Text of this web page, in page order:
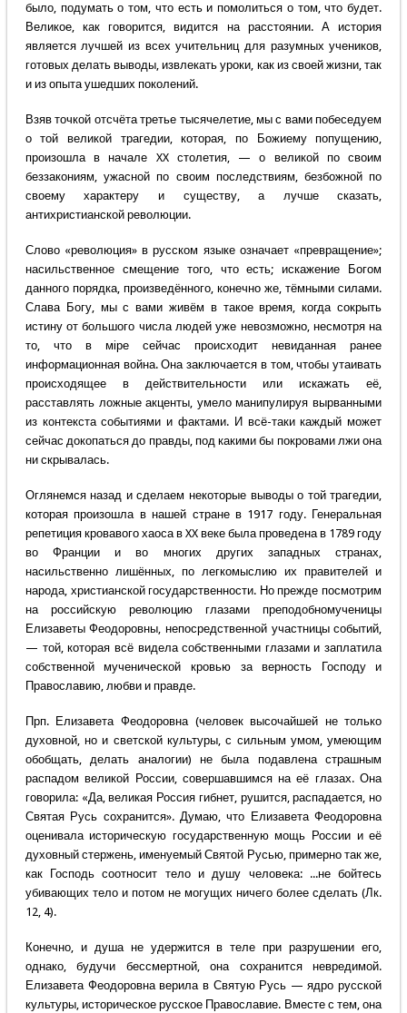
было, подумать о том, что есть и помолиться о том, что будет.
Великое, как говорится, видится на расстоянии. А история
является лучшей из всех учительниц для разумных учеников,
готовых делать выводы, извлекать уроки, как из своей жизни, так
и из опыта ушедших поколений.
Взяв точкой отсчёта третье тысячелетие, мы с вами побеседуем
о той великой трагедии, которая, по Божиему попущению,
произошла в начале XX столетия, — о великой по своим
беззакониям, ужасной по своим последствиям, безбожной по
своему характеру и существу, а лучше сказать,
антихристианской революции.
Слово «революция» в русском языке означает «превращение»;
насильственное смещение того, что есть; искажение Богом
данного порядка, произведённого, конечно же, тёмными силами.
Слава Богу, мы с вами живём в такое время, когда сокрыть
истину от большого числа людей уже невозможно, несмотря на
то, что в мiре сейчас происходит невиданная ранее
информационная война. Она заключается в том, чтобы утаивать
происходящее в действительности или искажать её,
расставлять ложные акценты, умело манипулируя вырванными
из контекста событиями и фактами. И всё-таки каждый может
сейчас докопаться до правды, под какими бы покровами лжи она
ни скрывалась.
Оглянемся назад и сделаем некоторые выводы о той трагедии,
которая произошла в нашей стране в 1917 году. Генеральная
репетиция кровавого хаоса в XX веке была проведена в 1789 году
во Франции и во многих других западных странах,
насильственно лишённых, по легкомыслию их правителей и
народа, христианской государственности. Но прежде посмотрим
на российскую революцию глазами преподобномученицы
Елизаветы Феодоровны, непосредственной участницы событий,
— той, которая всё видела собственными глазами и заплатила
собственной мученической кровью за верность Господу и
Православию, любви и правде.
Прп. Елизавета Феодоровна (человек высочайшей не только
духовной, но и светской культуры, с сильным умом, умеющим
обобщать, делать аналогии) не была подавлена страшным
распадом великой России, совершавшимся на её глазах. Она
говорила: «Да, великая Россия гибнет, рушится, распадается, но
Святая Русь сохранится». Думаю, что Елизавета Феодоровна
оценивала историческую государственную мощь России и её
духовный стержень, именуемый Святой Русью, примерно так же,
как Господь соотносит тело и душу человека: ...не бойтесь
убивающих тело и потом не могущих ничего более сделать (Лк.
12, 4).
Конечно, и душа не удержится в теле при разрушении его,
однако, будучи бессмертной, она сохранится невредимой.
Елизавета Феодоровна верила в Святую Русь — ядро русской
культуры, историческое русское Православие. Вместе с тем, она